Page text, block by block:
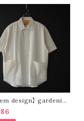
design】 gardenin
(sand)